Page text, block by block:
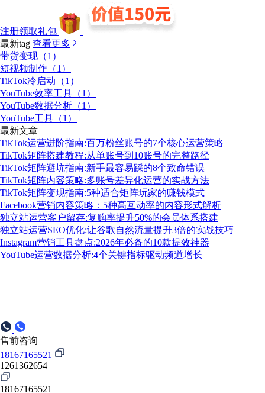
注册领取礼包
最新tag 查看更多
带货变现（1）
短视频制作（1）
TikTok冷启动（1）
YouTube效率工具（1）
YouTube数据分析（1）
YouTube工具（1）
最新文章
TikTok运营进阶指南:百万粉丝账号的7个核心运营策略
TikTok矩阵搭建教程:从单账号到10账号的完整路径
TikTok矩阵避坑指南:新手最容易踩的8个致命错误
TikTok矩阵内容策略:多账号差异化运营的实战方法
TikTok矩阵变现指南:5种适合矩阵玩家的赚钱模式
Facebook营销内容策略：5种高互动率的内容形式解析
独立站运营客户留存:复购率提升50%的会员体系搭建
独立站运营SEO优化:让谷歌自然流量提升3倍的实战技巧
Instagram营销工具盘点:2026年必备的10款提效神器
YouTube运营数据分析:4个关键指标驱动频道增长
售前咨询
18167165521
1261362654
18167165521